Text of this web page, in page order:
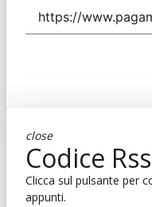
close
Codice Rss
Clicca sul pulsante per
appunti.